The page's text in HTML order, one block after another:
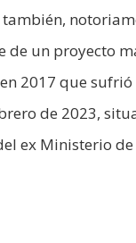
también,
de un proyecto
2017 que
de 2023,
ex Ministerio